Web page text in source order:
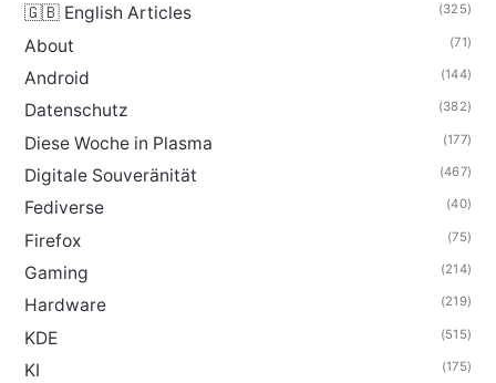
🇬🇧 English Articles (325)
About (71)
Android (144)
Datenschutz (382)
Diese Woche in Plasma (177)
Digitale Souveränität (467)
Fediverse (40)
Firefox (75)
Gaming (214)
Hardware (219)
KDE (515)
KI (175)